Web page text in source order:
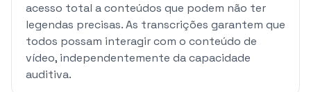
acesso total a conteúdos que podem não ter
legendas precisas. As transcrições garantem que
todos possam interagir com o conteúdo de
vídeo, independentemente da capacidade
auditiva.